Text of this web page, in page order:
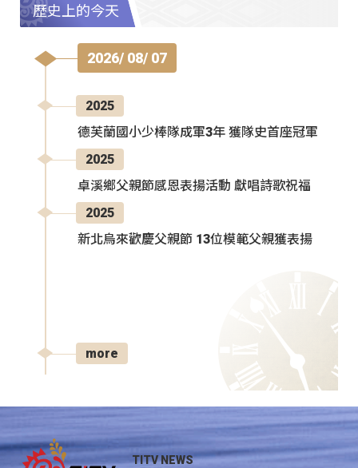
歷史上的今天
2026/ 08/ 07
2025
德芙蘭國小少棒隊成軍3年 獲隊史首座冠軍
2025
卓溪鄉父親節感恩表揚活動 獻唱詩歌祝福
2025
新北烏來歡慶父親節 13位模範父親獲表揚
more
TITV NEWS